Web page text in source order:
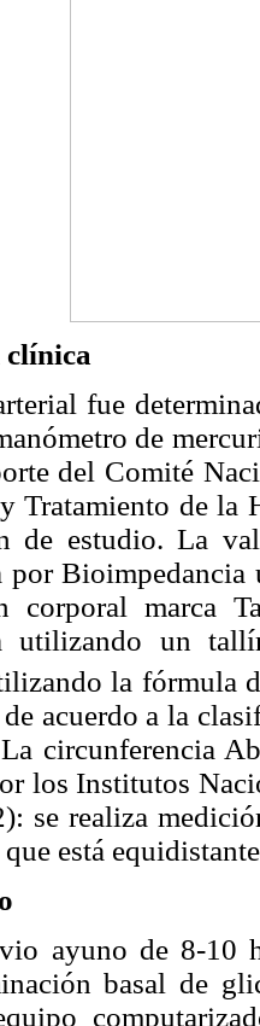
fue
de
del Comité
Tratamiento de la
de estudio. La
por
corporal marca
utilizando un
la fórmula
acuerdo a la
circunferencia
los Institutos
se realiza
está
ayuno de 8-10
basal de